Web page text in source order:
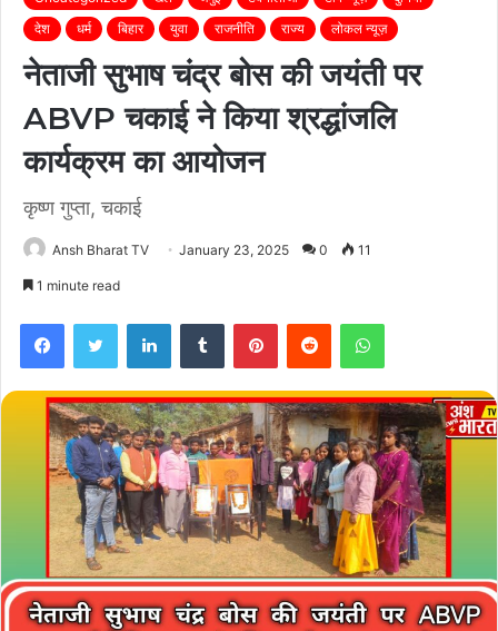
देश
धर्म बिहार युवा राजनीति राज्य लोकल न्यूज़
नेताजी सुभाष चंद्र बोस की जयंती पर
ABVP चकाई ने किया श्रद्धांजलि
कार्यक्रम का आयोजन
कृष्ण गुप्ता, चकाई
Ansh Bharat TV January 23, 2025 0 11
1 minute read
FacebookTwitter LinkedInTumblr PinterestReddit WhatsApp